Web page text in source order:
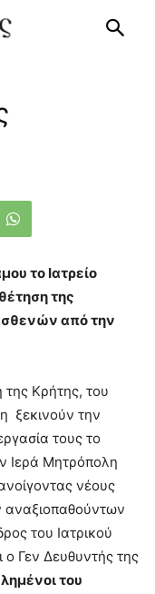
το Ιατρείο
της
από την
Κρήτης, του
ξεκινούν την
τους το
Ιερά Μητρόπολη
νέους
αναξιοπαθούντων
του Ιατρικού
Γεν Δευθυντής της
του